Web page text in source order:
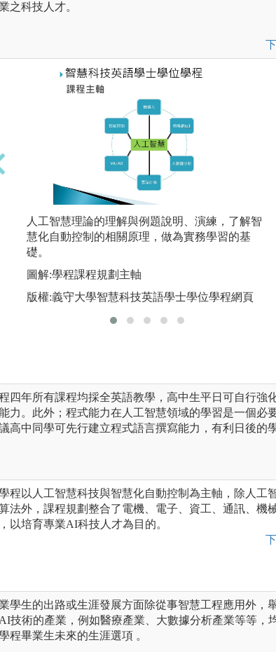
之科技人才。
深碗專題課程】本系引進CDIO教學模式設計3
深碗專題並配合跨年度課程，以培養學生完整
、硬體系統之基礎實務實力、邏輯思考、協調
合、發現問題與解決問題之能力，並培養同學
的團隊合作的默契。
解:深碗專題課程
權:逢甲大學自動控制工程學系
人工智慧理論的理解與例題說明、演練，了解智
慧化自動控制的相關原理，做為實務學習的基
礎。
圖解:學程課程規劃主軸
版權:義守大學智慧科技英語學士學位學程網頁
四年所有課程均採全英語教學，高中生平日可自行強
力。此外；程式能力在人工智慧領域的學習是一個必
高中同學可先行建立程式語言撰寫能力，有利日後的學
程以人工智慧科技與智慧化自動控制為主軸，除人工
法外，課程規劃整合了電機、電子、資工、通訊、機
以培育專業AI科技人才為目的。
學生的出路或生涯發展方面除從事智慧工程應用外，
技術的產業，例如醫療產業、大數據分析產業等等，
程畢業生未來的生涯選項 。